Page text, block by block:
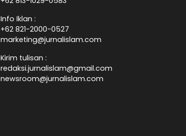
Info Iklan :
+62 821-2000-0527
marketing@jurnalislam.com
Kirim tulisan :
redaksi.jurnalislam@gmail.com
newsroom@jurnalislam.com